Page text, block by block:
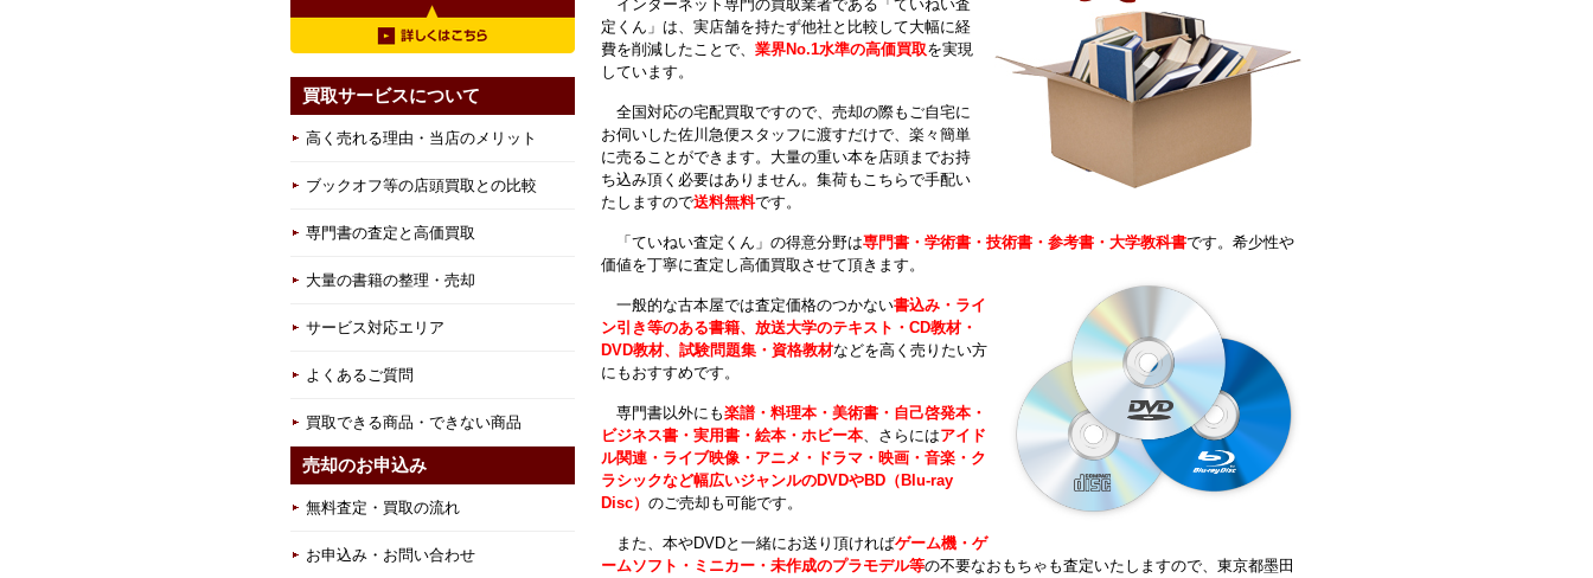
インターネット専門の買取業者である「ていねい査
定くん」は、実店舗を持たず他社と比較して大幅に経
費を削減したことで、 業界No.1水準の高価買取を実現
しています。
全国対応の宅配買取ですので、売却の際もご自宅に
お伺いした佐川急便スタッフに渡すだけで、楽々簡単
に売ることができます。大量の重い本を店頭までお持
ち込み頂く必要はありません。集荷もこちらで手配い
たしますので送料無料です。
「ていねい査定くん」の得意分野は専門書・学術書・技術書・参考書・大学教科書です。希少性や
価値を丁寧に査定し高価買取させて頂きます。
一般的な古本屋では査定価格のつかない書込み・ライ
ン引き等のある書籍、放送大学のテキスト・CD教材・
DVD教材、試験問題集・資格教材などを高く売りたい方
にもおすすめです。
専門書以外にも楽譜・料理本・美術書・自己啓発本・
ビジネス書・実用書・絵本・ホビー本、さらにはアイド
ル関連・ライブ映像・アニメ・ドラマ・映画・音楽・ク
ラシックなど幅広いジャンルのDVDやBD（Blu-ray
Disc） のご売却も可能です。
また、本やDVDと一緒にお送り頂ければゲーム機・ゲ
ームソフト・ミニカー・未作成のプラモデル等の不要なおもちゃも査定いたしますので、東京都墨田
買取サービスについて
高く売れる理由・当店のメリット
ブックオフ等の店頭買取との比較
専門書の査定と高価買取
大量の書籍の整理・売却
サービス対応エリア
よくあるご質問
買取できる商品・できない商品
売却のお申込み
無料査定・買取の流れ
お申込み・お問い合わせ